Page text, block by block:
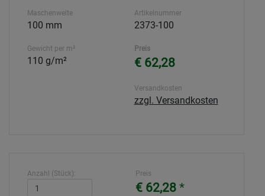
Maschenweite
100 mm
Gewicht per m²
110 g/m²
Artikelnummer
2373-100
Preis
€ 62,28
Versandkosten
zzgl. Versandkosten
Anzahl (Stück): Preis
€ 62,28 *